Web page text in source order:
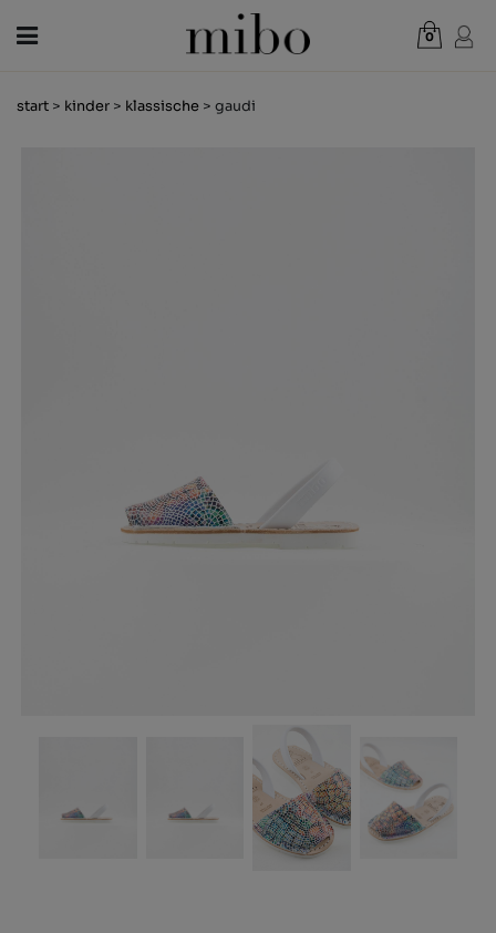
0
WARENKORB ANZEIGEN
start > kinder > klassische > gaudi